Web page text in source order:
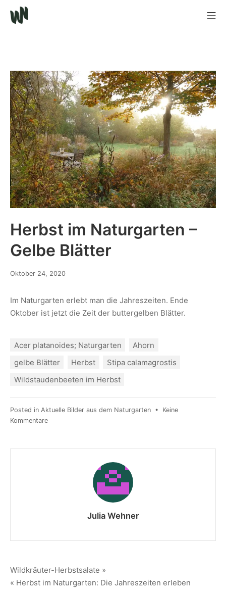
Herbst im Naturgarten –
Gelbe Blätter
Oktober 24, 2020
Im Naturgarten erlebt man die Jahreszeiten. Ende
Oktober ist jetzt die Zeit der buttergelben Blätter.
Acer platanoides; Naturgarten
Ahorn
gelbe Blätter
Herbst
Stipa calamagrostis
Wildstaudenbeeten im Herbst
Posted in Aktuelle Bilder aus dem Naturgarten • Keine
Kommentare
Julia Wehner
Wildkräuter-Herbstsalate »
« Herbst im Naturgarten: Die Jahreszeiten erleben